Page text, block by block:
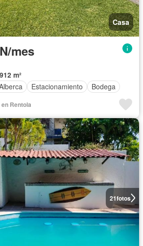
Casa
mes
912 m²
Estacionamiento Bodega
Rentola
21fotos